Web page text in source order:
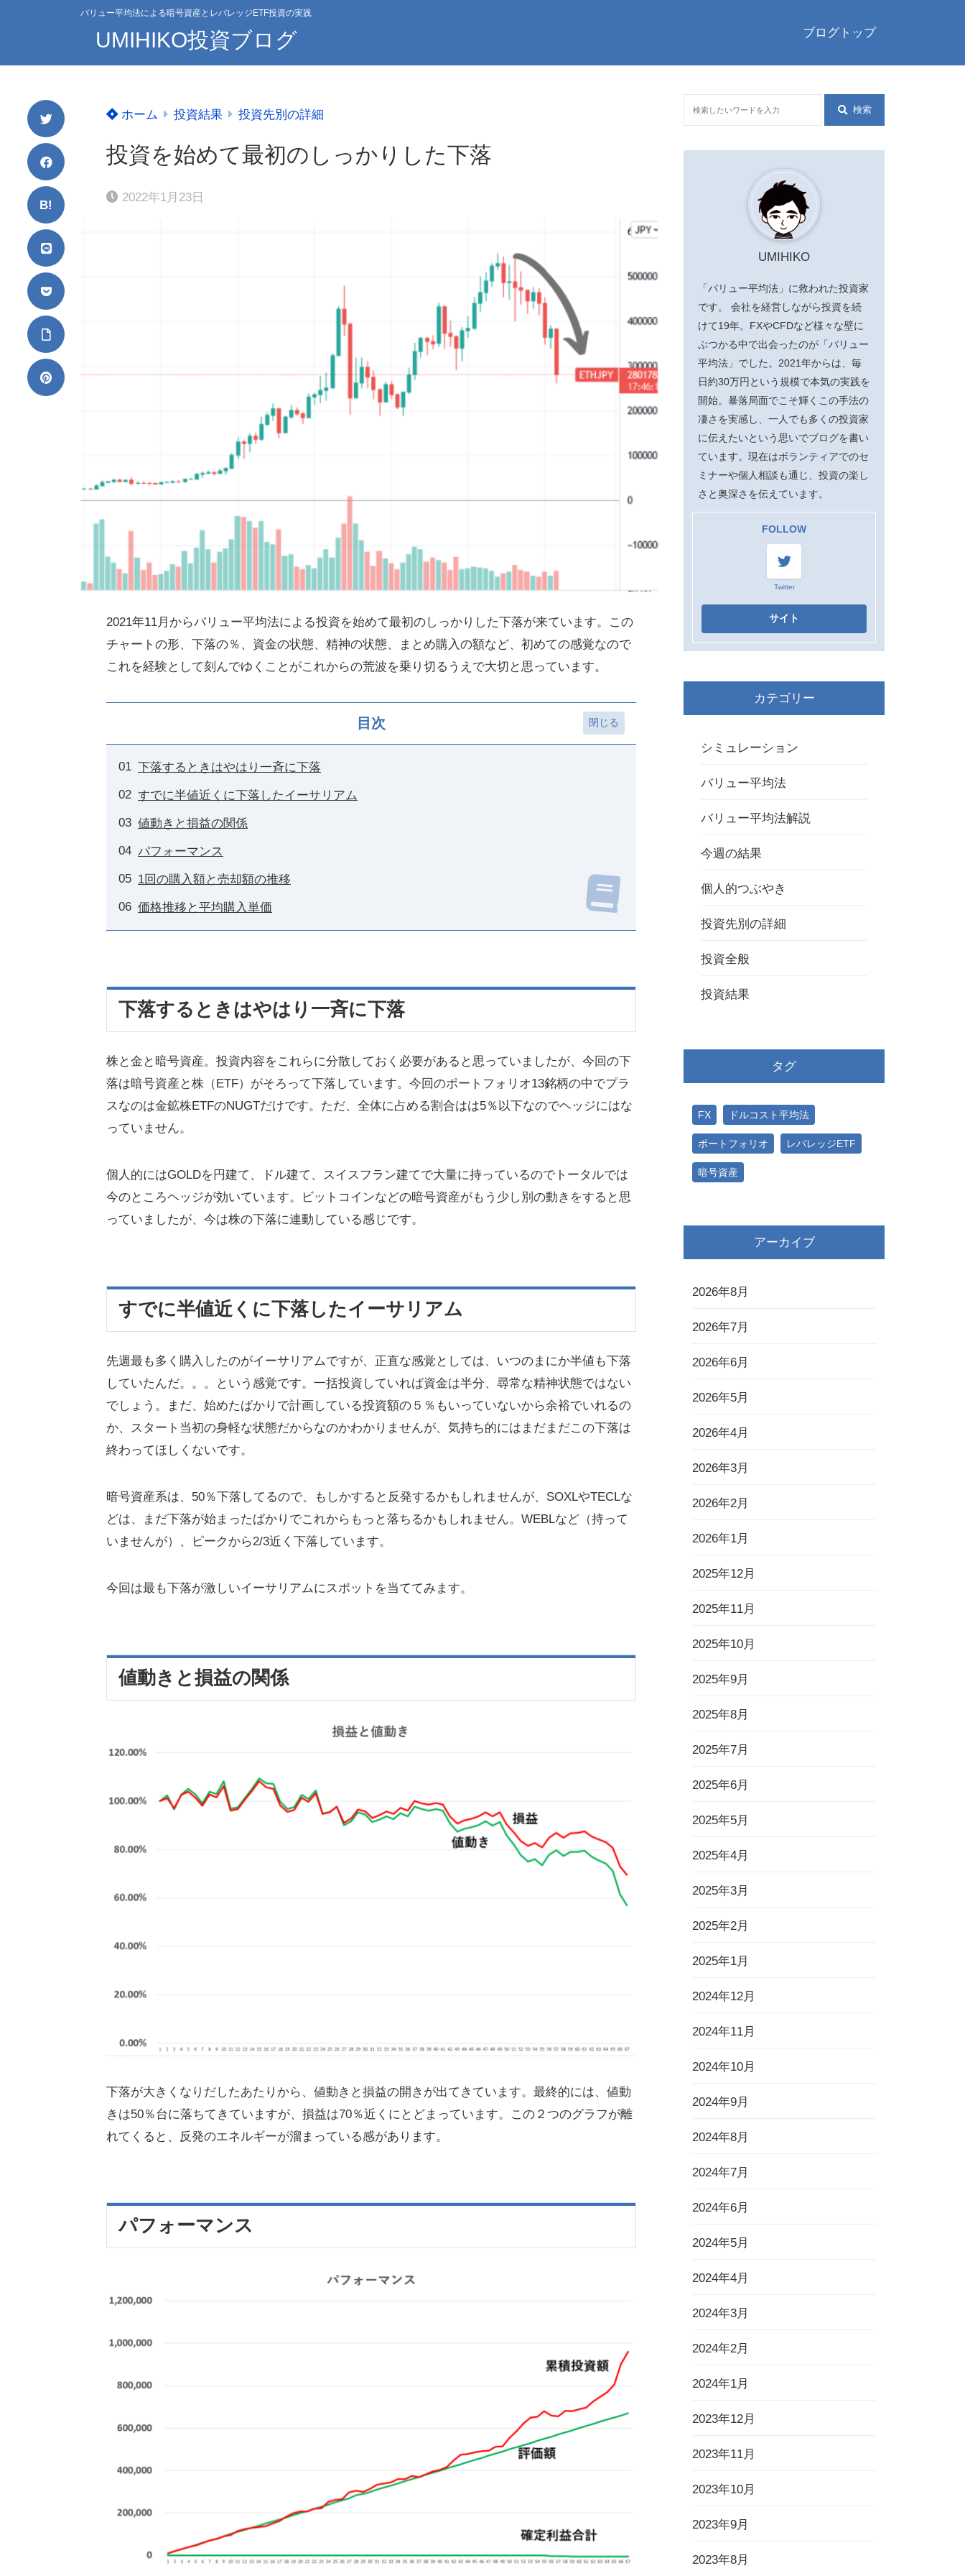
バリュー平均法による暗号資産とレバレッジETF投資の実践
UMIHIKO投資ブログ ブログトップ
B!
ホーム 投資結果 投資先別の詳細
投資を始めて最初のしっかりした下落
2022年1月23日
2021年11月からバリュー平均法による投資を始めて最初のしっかりした下落が来ています。この
チャートの形、下落の％、資金の状態、精神の状態、まとめ購入の額など、初めての感覚なので
これを経験として刻んでゆくことがこれからの荒波を乗り切るうえで大切と思っています。
目次
下落するときはやはり一斉に下落
すでに半値近くに下落したイーサリアム
値動きと損益の関係
パフォーマンス
1回の購入額と売却額の推移
価格推移と平均購入単価
下落するときはやはり一斉に下落
株と金と暗号資産。投資内容をこれらに分散しておく必要があると思っていましたが、今回の下
落は暗号資産と株（ETF）がそろって下落しています。今回のポートフォリオ13銘柄の中でプラ
スなのは金鉱株ETFのNUGTだけです。ただ、全体に占める割合はは5％以下なのでヘッジにはな
っていません。
個人的にはGOLDを円建て、ドル建て、スイスフラン建てで大量に持っているのでトータルでは
今のところヘッジが効いています。ビットコインなどの暗号資産がもう少し別の動きをすると思
っていましたが、今は株の下落に連動している感じです。
すでに半値近くに下落したイーサリアム
先週最も多く購入したのがイーサリアムですが、正直な感覚としては、いつのまにか半値も下落
していたんだ。。。という感覚です。一括投資していれば資金は半分、尋常な精神状態ではない
でしょう。まだ、始めたばかりで計画している投資額の５％もいっていないから余裕でいれるの
か、スタート当初の身軽な状態だからなのかわかりませんが、気持ち的にはまだまだこの下落は
終わってほしくないです。
暗号資産系は、50％下落してるので、もしかすると反発するかもしれませんが、SOXLやTECLな
どは、まだ下落が始まったばかりでこれからもっと落ちるかもしれません。WEBLなど（持って
いませんが）、ピークから2/3近く下落しています。
今回は最も下落が激しいイーサリアムにスポットを当ててみます。
値動きと損益の関係
下落が大きくなりだしたあたりから、値動きと損益の開きが出てきています。最終的には、値動
きは50％台に落ちてきていますが、損益は70％近くにとどまっています。この２つのグラフが離
れてくると、反発のエネルギーが溜まっている感があります。
パフォーマンス
検索
UMIHIKO
「バリュー平均法」に救われた投資家
です。 会社を経営しながら投資を続
けて19年。FXやCFDなど様々な壁に
ぶつかる中で出会ったのが「バリュー
平均法」でした。2021年からは、毎
日約30万円という規模で本気の実践を
開始。暴落局面でこそ輝くこの手法の
凄さを実感し、一人でも多くの投資家
に伝えたいという思いでブログを書い
ています。現在はボランティアでのセ
ミナーや個人相談も通じ、投資の楽し
さと奥深さを伝えています。
FOLLOW
Twitter
カテゴリー
シミュレーション
バリュー平均法
バリュー平均法解説
今週の結果
個人的つぶやき
投資先別の詳細
投資全般
投資結果
タグ
FX ドルコスト平均法
ポートフォリオ レバレッジETF
暗号資産
アーカイブ
2026年8月
2026年7月
2026年6月
2026年5月
2026年4月
2026年3月
2026年2月
2026年1月
2025年12月
2025年11月
2025年10月
2025年9月
2025年8月
2025年7月
2025年6月
2025年5月
2025年4月
2025年3月
2025年2月
2025年1月
2024年12月
2024年11月
2024年10月
2024年9月
2024年8月
2024年7月
2024年6月
2024年5月
2024年4月
2024年3月
2024年2月
2024年1月
2023年12月
2023年11月
2023年10月
2023年9月
2023年8月